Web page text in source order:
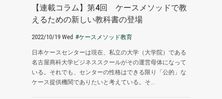
【連載コラム】第4回 ケースメソッドで教
えるための新しい教科書の登場
2022/10/19 Wed #ケースメソッド教育
日本ケースセンターは現在、私立の大学（大学院）である
名古屋商科大学ビジネススクールがその運営母体になって
いる。それでも、センターの性格はできる限り「公的」な
ケース提供機関でありたいと考えている。そ...